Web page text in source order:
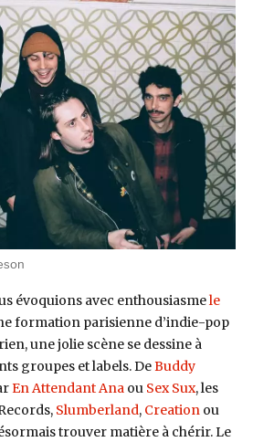
évoquions avec enthousiasmele
formation parisienne d’indie-pop
une jolie scène se dessine à
groupes et labels. DeBuddy
En Attendant Anaou Sex Sux, les
Slumberland, Creationou
trouver matière à chérir. Le